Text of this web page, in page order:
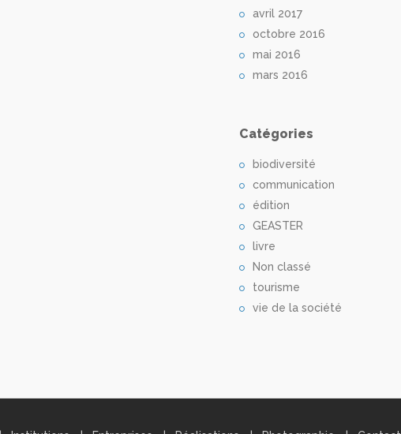
avril 2017
octobre 2016
mai 2016
mars 2016
Catégories
biodiversité
communication
édition
GEASTER
livre
Non classé
tourisme
vie de la société